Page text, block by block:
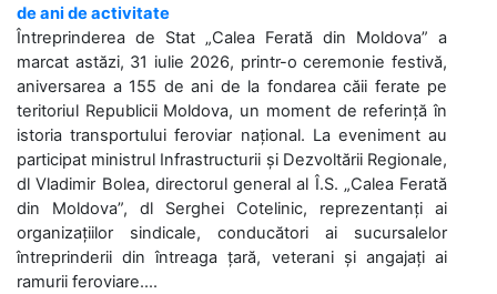
de ani de activitate
Întreprinderea de Stat „Calea Ferată din Moldova” a
marcat astăzi, 31 iulie 2026, printr-o ceremonie festivă,
aniversarea a 155 de ani de la fondarea căii ferate pe
teritoriul Republicii Moldova, un moment de referință în
istoria transportului feroviar național. La eveniment au
participat ministrul Infrastructurii și Dezvoltării Regionale,
dl Vladimir Bolea, directorul general al Î.S. „Calea Ferată
din Moldova”, dl Serghei Cotelinic, reprezentanți ai
organizațiilor sindicale, conducători ai sucursalelor
întreprinderii din întreaga țară, veterani și angajați ai
ramurii feroviare....